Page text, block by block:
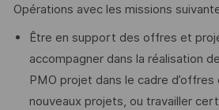
Opérations avec les missions
Être en support des offres et
accompagner dans la réalisation
PMO projet dans le cadre
nouveaux projets, ou travailler